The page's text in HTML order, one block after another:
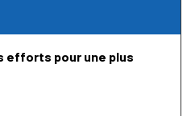
efforts pour une plus